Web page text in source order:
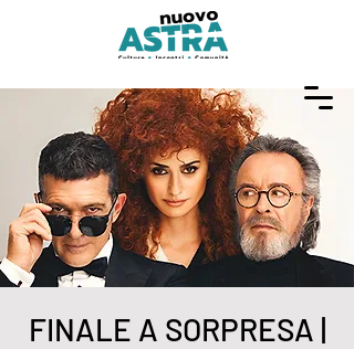
FINALE A SORPRESA |